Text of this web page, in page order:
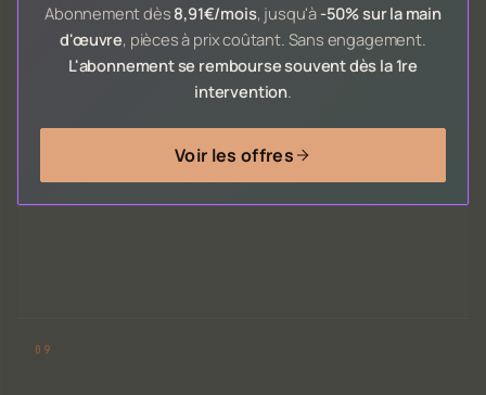
Abonnement dès 8,91€/mois, jusqu'à -50% sur la main
d'œuvre, pièces à prix coûtant. Sans engagement.
L'abonnement se rembourse souvent dès la 1re
intervention.
Voir les offres